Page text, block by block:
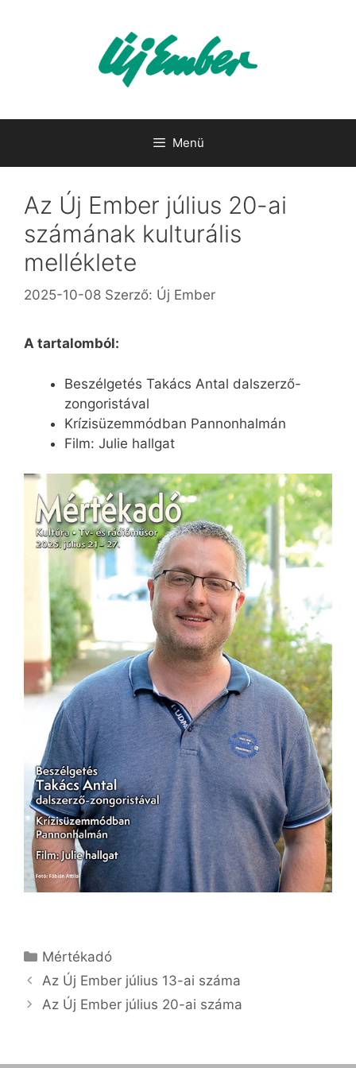
Menü
Az Új Ember július 20-ai
számának kulturális
melléklete
2025-10-08 Szerző: Új Ember
A tartalomból:
Beszélgetés Takács Antal dalszerző-
zongoristával
Krízisüzemmódban Pannonhalmán
Film: Julie hallgat
Kategória
Mértékadó
Az Új Ember július 13-ai száma
Az Új Ember július 20-ai száma